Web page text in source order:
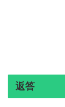
返答